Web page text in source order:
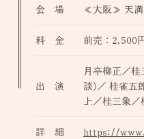
会 場 ≪大阪≫ 天満
料 金 前売：2,500
出 演
月亭柳正／
談)／ 桂雀五
上／桂三象
詳 細 https://